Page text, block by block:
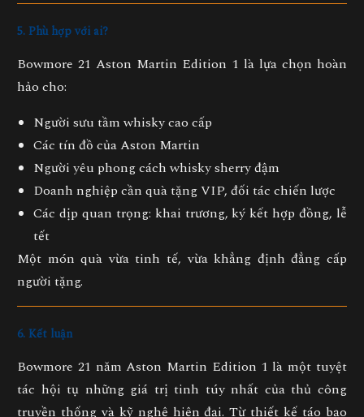
5. Phù hợp với ai?
Bowmore 21 Aston Martin Edition 1 là lựa chọn hoàn
hảo cho:
Người sưu tầm whisky cao cấp
Các tín đồ của Aston Martin
Người yêu phong cách whisky sherry đậm
Doanh nghiệp cần quà tặng VIP, đối tác chiến lược
Các dịp quan trọng: khai trương, ký kết hợp đồng, lễ
tết
Một món quà vừa tinh tế, vừa khẳng định đẳng cấp
người tặng.
6. Kết luận
Bowmore 21 năm Aston Martin Edition 1 là một tuyệt
tác hội tụ những giá trị tinh túy nhất của thủ công
truyền thống và kỹ nghệ hiện đại. Từ thiết kế táo bạo